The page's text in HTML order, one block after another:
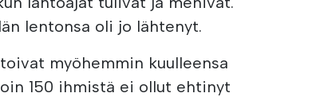
lentonsa oli jo lähtenyt.
myöhemmin kuulleensa
150 ihmistä ei ollut ehtinyt